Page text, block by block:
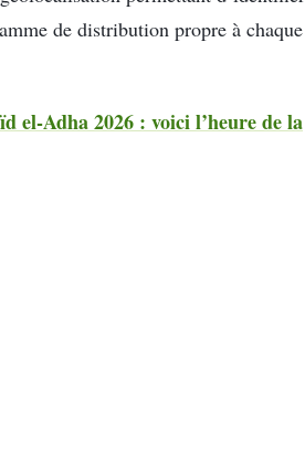
de distribution propre à chaque
el-Adha 2026 : voici l’heure de la